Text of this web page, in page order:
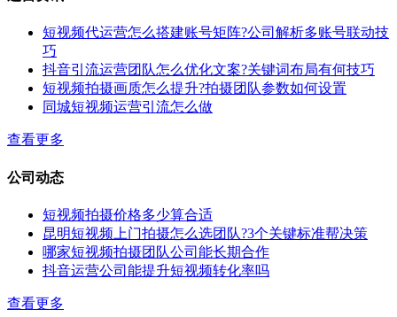
短视频代运营怎么搭建账号矩阵?公司解析多账号联动技
巧
抖音引流运营团队怎么优化文案?关键词布局有何技巧
短视频拍摄画质怎么提升?拍摄团队参数如何设置
同城短视频运营引流怎么做
查看更多
公司动态
短视频拍摄价格多少算合适
昆明短视频上门拍摄怎么选团队?3个关键标准帮决策
哪家短视频拍摄团队公司能长期合作
抖音运营公司能提升短视频转化率吗
查看更多